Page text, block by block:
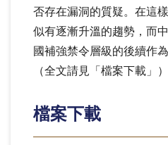
否存在漏洞的質疑。在這
似有逐漸升溫的趨勢，而
國補強禁令層級的後續作
（全文請見「檔案下載」）
檔案下載